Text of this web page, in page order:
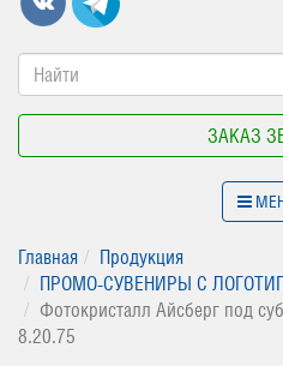
ЗАКАЗ
Главная
Продукция
ПРОМО-СУВЕНИРЫ С
Фотокристалл Айсберг под
8.20.75